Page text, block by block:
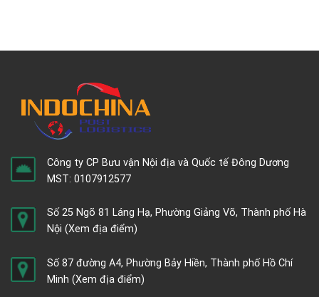
Công ty CP Bưu vận Nội địa và Quốc tế Đông Dương
MST: 0107912577
Số 25 Ngõ 81 Láng Hạ, Phường Giảng Võ, Thành phố Hà
Nội (Xem địa điểm)
Số 87 đường A4, Phường Bảy Hiền, Thành phố Hồ Chí
Minh (Xem địa điểm)